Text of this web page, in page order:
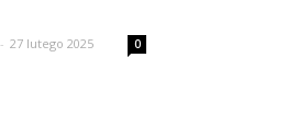
- 27 lutego 2025 0